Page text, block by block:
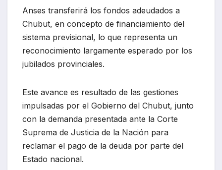
Anses transferirá los fondos adeudados a
Chubut, en concepto de financiamiento del
sistema previsional, lo que representa un
reconocimiento largamente esperado por los
jubilados provinciales.
Este avance es resultado de las gestiones
impulsadas por el Gobierno del Chubut, junto
con la demanda presentada ante la Corte
Suprema de Justicia de la Nación para
reclamar el pago de la deuda por parte del
Estado nacional.